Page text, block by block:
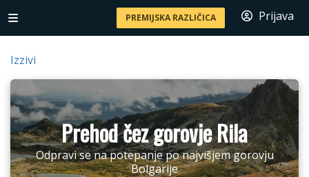
PREMIJSKA RAZLIČICA Prijava
Izzivi
Prehod čez gorovje Rila
Odpravi se na potepanje po najvišjem gorovju
Bolgarije